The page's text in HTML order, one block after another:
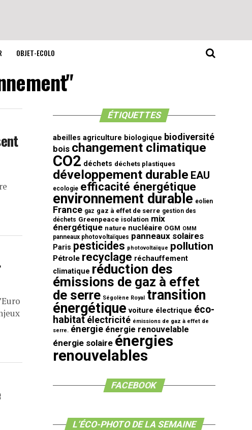
OBJET-ECOLO
ÉTIQUETTES
abeilles agriculture biologique biodiversité
bois changement climatique
CO2 déchets déchets plastiques
développement durable EAU
ecologie efficacité énergétique
environnement durable eolien
France gaz gaz à effet de serre gestion des
déchets Greenpeace isolation mix
énergétique nature nucléaire OGM OMM
panneaux photovoltaïques panneaux solaires
Paris pesticides photovoltaïque pollution
Pétrole recyclage réchauffement
climatique réduction des
émissions de gaz à effet
de serre Ségolène Royal transition
énergétique voiture électrique éco-
habitat électricité émissions de gaz à effet de
serre. énergie énergie renouvelable
énergie solaire énergies
renouvelables
FACEBOOK
L’ÉCO-PHOTO DE LA SEMAINE